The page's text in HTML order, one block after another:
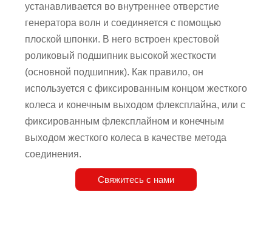
устанавливается во внутреннее отверстие
генератора волн и соединяется с помощью
плоской шпонки. В него встроен крестовой
роликовый подшипник высокой жесткости
(основной подшипник). Как правило, он
используется с фиксированным концом жесткого
колеса и конечным выходом флексплайна, или с
фиксированным флексплайном и конечным
выходом жесткого колеса в качестве метода
соединения.
Свяжитесь с нами